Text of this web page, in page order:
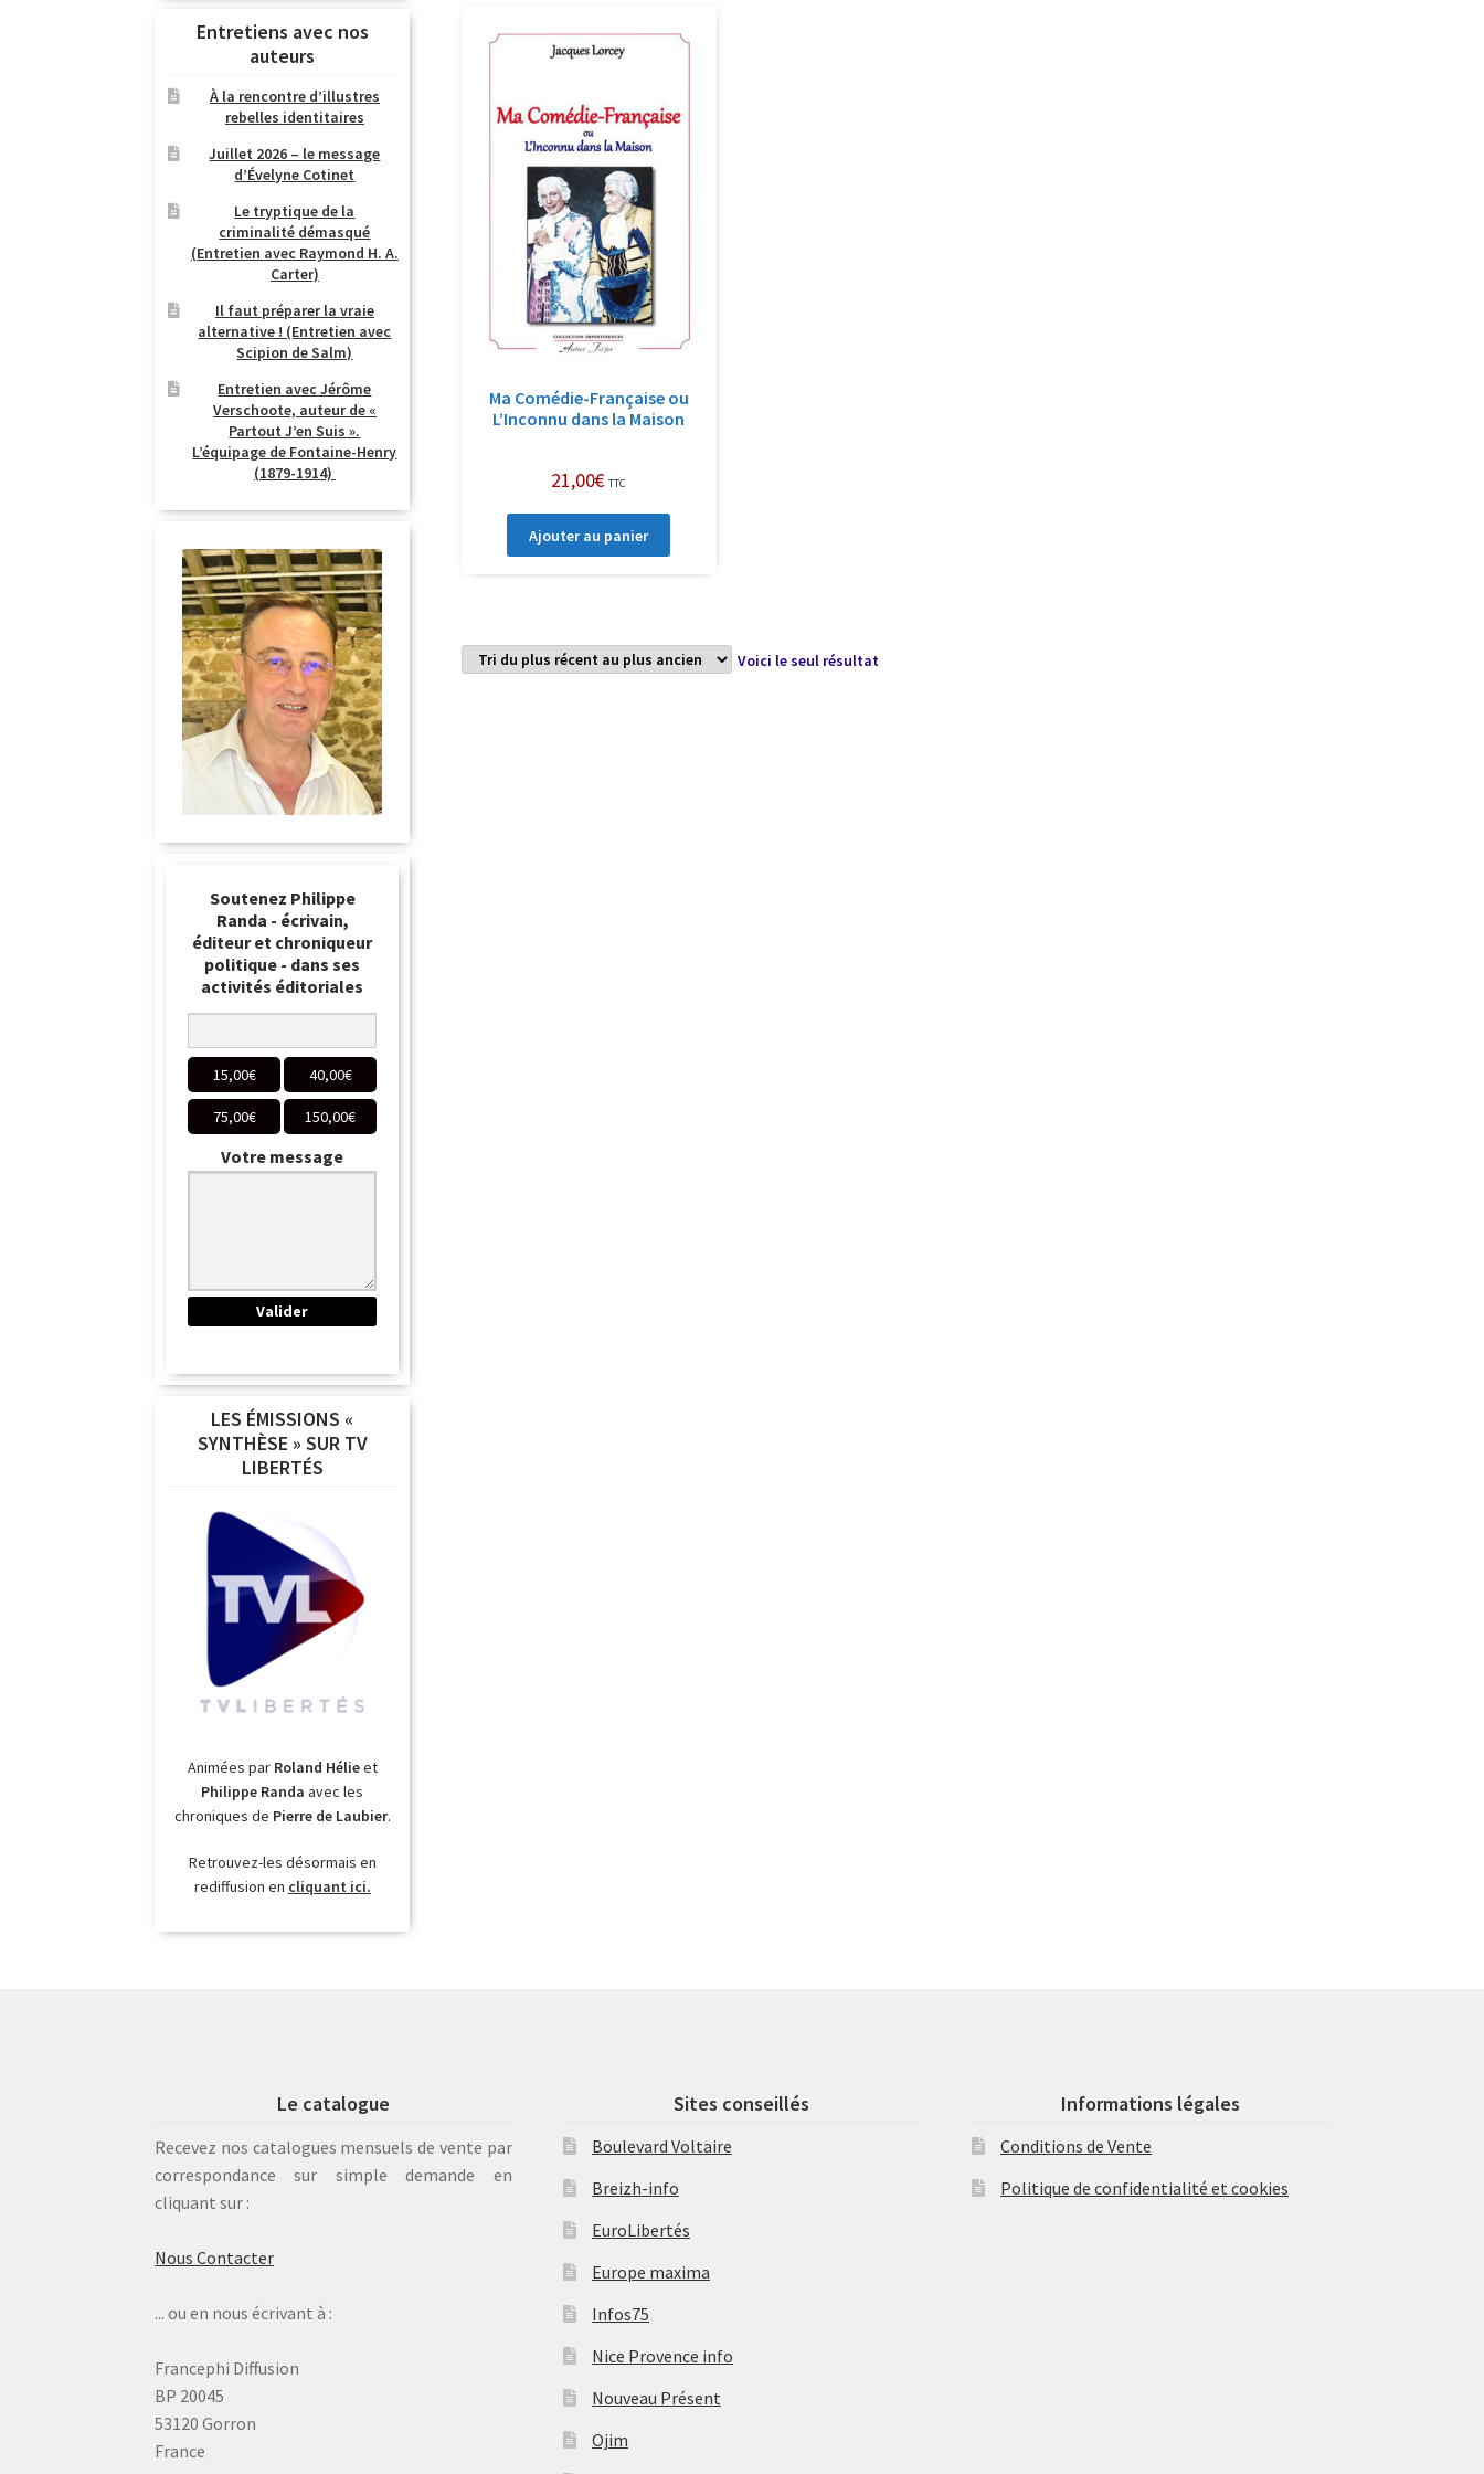
Ma Comédie-Française ou
L’Inconnu dans la Maison
21,00€ TTC
Ajouter au panier
Voici le seul résultat
Entretiens avec nos
auteurs
À la rencontre d’illustres
rebelles identitaires
Juillet 2026 – le message
d’Évelyne Cotinet
Le tryptique de la
criminalité démasqué
(Entretien avec Raymond H. A.
Carter)
Il faut préparer la vraie
alternative ! (Entretien avec
Scipion de Salm)
Entretien avec Jérôme
Verschoote, auteur de «
Partout J’en Suis ».
L’équipage de Fontaine-Henry
(1879-1914)
Soutenez Philippe
Randa - écrivain,
éditeur et chroniqueur
politique - dans ses
activités éditoriales
15,00€ 40,00€
75,00€ 150,00€
Votre message
LES ÉMISSIONS «
SYNTHÈSE » SUR TV
LIBERTÉS
Animées par Roland Hélieet
Philippe Randa avec les
chroniques de Pierre de Laubier.
Retrouvez-les désormais en
rediffusion en cliquant ici.
Le catalogue
Recevez nos catalogues mensuels de vente par
correspondance sur simple demande en
cliquant sur :
Nous Contacter
... ou en nous écrivant à :
Francephi Diffusion
BP 20045
53120 Gorron
France
Sites conseillés
Boulevard Voltaire
Breizh-info
EuroLibertés
Europe maxima
Infos75
Nice Provence info
Nouveau Présent
Ojim
Informations légales
Conditions de Vente
Politique de confidentialité et cookies